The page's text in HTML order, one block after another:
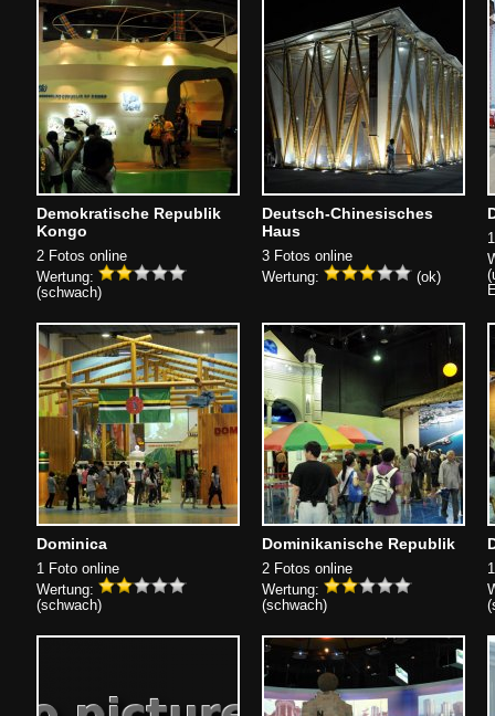
Demokratische Republik
Kongo
2 Fotos online
Wertung:
(schwach)
Deutsch-Chinesisches
Haus
3 Fotos online
Wertung:
(ok)
Dominica
1 Foto online
Wertung:
(schwach)
Dominikanische Republik
2 Fotos online
Wertung:
(schwach)